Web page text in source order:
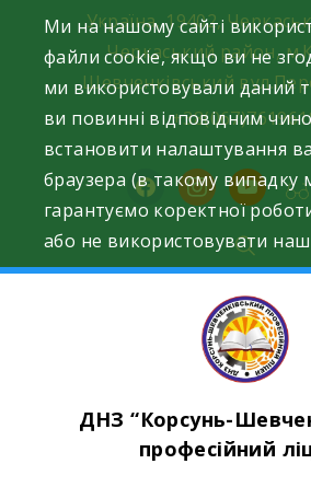
content
Україна, 19402,
Черкаський район,
Шевченківський
facebookinstagram
youtube
ДНЗ “Корсунь-
професійний
Ми на нашому сайті
файли cookie, якщо ви не
ми використовували даний
ви повинні відповідним
встановити налаштування
браузера (в такому випадку
гарантуємо коректної
або не використовувати